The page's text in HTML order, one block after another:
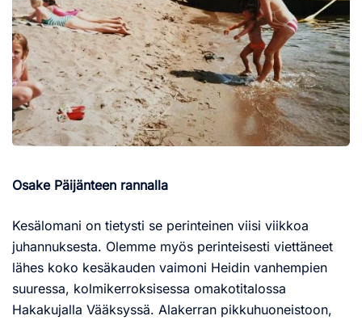
Osake Päijänteen rannalla
Kesälomani on tietysti se perinteinen viisi viikkoa
juhannuksesta. Olemme myös perinteisesti viettäneet
lähes koko kesäkauden vaimoni Heidin vanhempien
suuressa, kolmikerroksisessa omakotitalossa
Hakakujalla Vääksyssä. Alakerran pikkuhuoneistoon,